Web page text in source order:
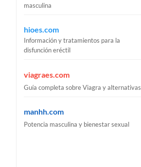
masculina
hioes.com
Información y tratamientos para la
disfunción eréctil
viagraes.com
Guía completa sobre Viagra y alternativas
manhh.com
Potencia masculina y bienestar sexual